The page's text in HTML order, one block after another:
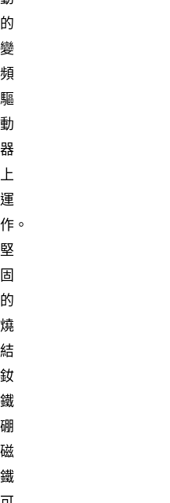
的
變
頻
驅
動
器
上
運
作。
堅
固
的
燒
結
釹
鐵
硼
磁
鐵